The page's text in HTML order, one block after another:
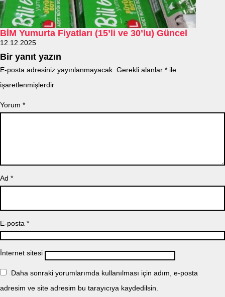
BİM Yumurta Fiyatları (15’li ve 30’lu) Güncel
12.12.2025
Bir yanıt yazın
E-posta adresiniz yayınlanmayacak. Gerekli alanlar * ile
işaretlenmişlerdir
Yorum *
Ad *
E-posta *
İnternet sitesi
Daha sonraki yorumlarımda kullanılması için adım, e-posta
adresim ve site adresim bu tarayıcıya kaydedilsin.